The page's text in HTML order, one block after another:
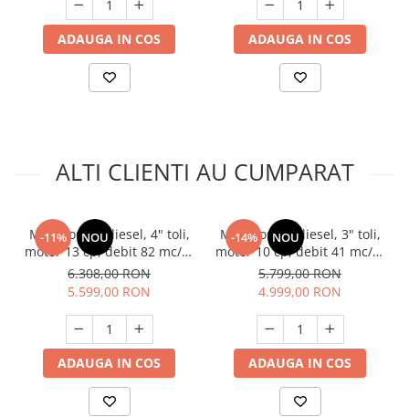
ADAUGA IN COS ADAUGA IN COS
ALTI CLIENTI AU CUMPARAT
-11% NOU
Motopompa diesel, 4" toli,
motor 13 cp, debit 82 mc/h,
pornire electrica, refulare
60m, aspiratie 8m, Visoli
6.308,00 RON
5.599,00 RON
ADAUGA IN COS
-14% NOU
Motopompa diesel, 3" toli,
motor 10 cp, debit 41 mc/h,
pornire electrica, refulare
90m, aspiratie 8m, Visoli
5.799,00 RON
4.999,00 RON
ADAUGA IN COS